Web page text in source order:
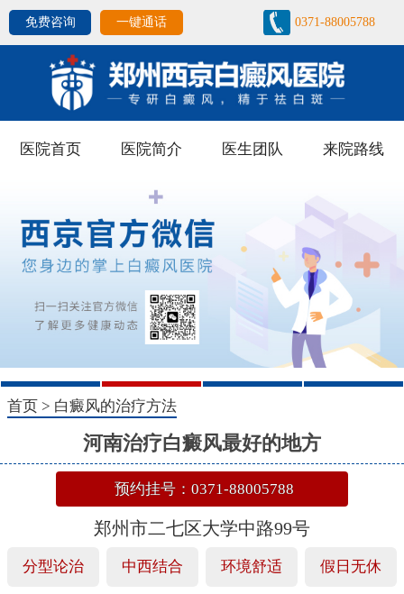
免费咨询 一键通话 0371-88005788
医院首页 医院简介 医生团队 来院路线
1 2 3 4
首页 > 白癜风的治疗方法
河南治疗白癜风最好的地方
预约挂号：0371-88005788
郑州市二七区大学中路99号
分型论治 中西结合 环境舒适 假日无休